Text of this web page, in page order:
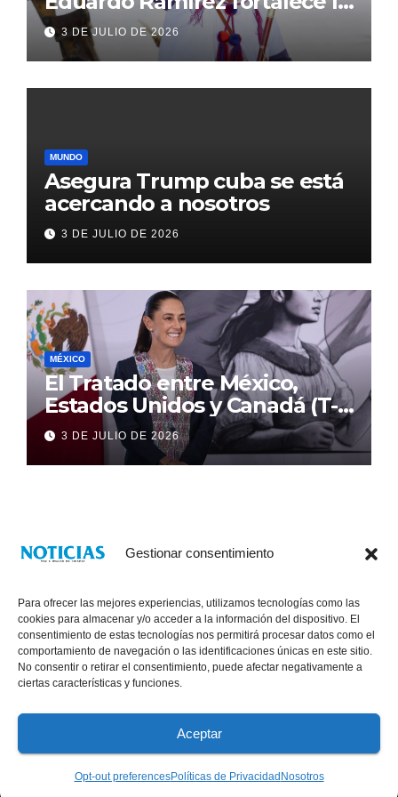
Gestionar consentimiento
Para ofrecer las mejores experiencias, utilizamos tecnologías como las
cookies para almacenar y/o acceder a la información del dispositivo. El
consentimiento de estas tecnologías nos permitirá procesar datos como el
comportamiento de navegación o las identificaciones únicas en este sitio.
No consentir o retirar el consentimiento, puede afectar negativamente a
ciertas características y funciones.
Aceptar
Opt-out preferencesPolíticas de Privacidad Nosotros
transformación de Aldama
con inversión histórica
3 DE JULIO DE 2026
MUNDO
Asegura Trump cuba se está
acercando a nosotros
3 DE JULIO DE 2026
MÉXICO
El Tratado entre México,
Estados Unidos y Canadá (T-
MEC) se mantiene hasta el
2036: Presidenta Claudia
Sheinbaum
3 DE JULIO DE 2026
® Derechos Reservados 2026|
Chiapas. VENTAS: 961 6120154
Políticas de Privacidad